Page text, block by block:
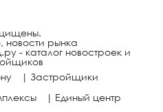
новости рынка
- каталог новостроек и
| Застройщики
| Единый центр